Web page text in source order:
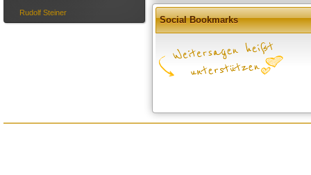
Rudolf Steiner
Social Bookmarks